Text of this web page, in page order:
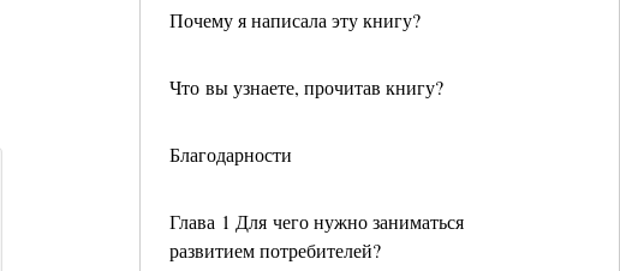
Почему я написала эту книгу?
Что вы узнаете, прочитав книгу?
Благодарности
Глава 1 Для чего нужно заниматься
развитием потребителей?